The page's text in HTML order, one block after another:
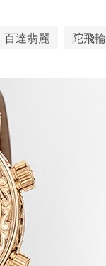
百達翡麗 陀飛輪